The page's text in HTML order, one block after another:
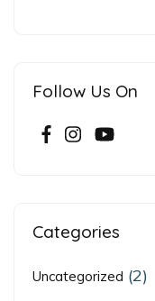
Follow Us On
Categories
Uncategorized (2)